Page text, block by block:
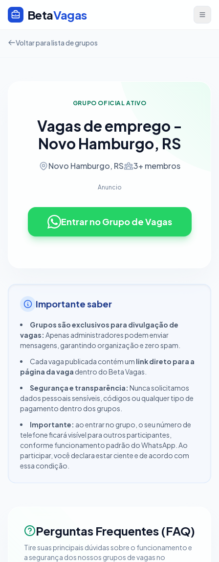
BetaVagas
Voltar para lista de grupos
GRUPO OFICIAL ATIVO
Vagas de emprego -
Novo Hamburgo, RS
Novo Hamburgo, RS 3+ membros
Anuncio
Entrar no Grupo de Vagas
Importante saber
Grupos são exclusivos para divulgação de
vagas: Apenas administradores podem enviar
mensagens, garantindo organização e zero spam.
Cada vaga publicada contém um link direto para a
página da vaga dentro do Beta Vagas.
Segurança e transparência: Nunca solicitamos
dados pessoais sensíveis, códigos ou qualquer tipo de
pagamento dentro dos grupos.
Importante: ao entrar no grupo, o seu número de
telefone ficará visível para outros participantes,
conforme funcionamento padrão do WhatsApp. Ao
participar, você declara estar ciente e de acordo com
essa condição.
Perguntas Frequentes (FAQ)
Tire suas principais dúvidas sobre o funcionamento e
a segurança dos nossos grupos de vagas no